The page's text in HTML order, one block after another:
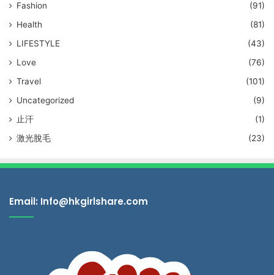
Fashion
(91)
Health
(81)
LIFESTYLE
(43)
Love
(76)
Travel
(101)
Uncategorized
(9)
止汗
(1)
激光脫毛
(23)
Email: Info@hkgirlshare.com